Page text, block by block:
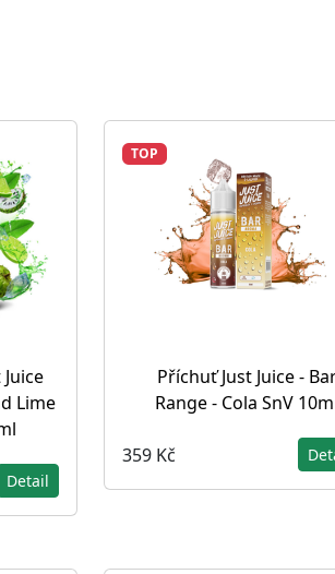
Lime
Detail
TOP
Příchuť Just Juice -
Range - Cola SnV
359 Kč